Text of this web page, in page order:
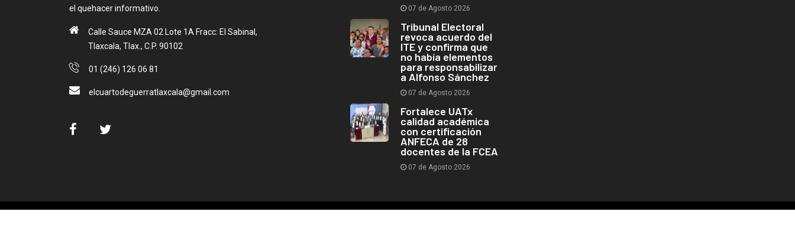
el quehacer informativo.
Calle Sauce MZA 02 Lote 1A Fracc: El Sabinal,
Tlaxcala, Tlax., C.P. 90102
01 (246) 126 06 81
elcuartodeguerratlaxcala@gmail.com
07 de Agosto 2026
Tribunal Electoral
revoca acuerdo del
ITE y confirma que
no había elementos
para responsabilizar
a Alfonso Sánchez
07 de Agosto 2026
Fortalece UATx
calidad académica
con certificación
ANFECA de 28
docentes de la FCEA
07 de Agosto 2026